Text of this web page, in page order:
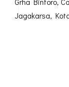
Jagakarsa,